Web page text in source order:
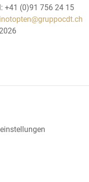
+41 (0)91 756 24 15
2026